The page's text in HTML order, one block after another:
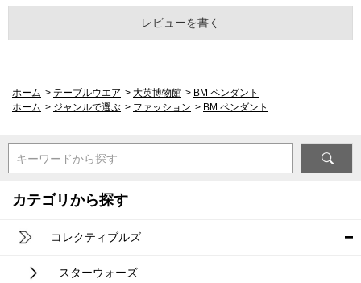
レビューを書く
ホーム > テーブルウエア > 大英博物館 > BM ペンダント
ホーム > ジャンルで選ぶ > ファッション > BM ペンダント
キーワードから探す
カテゴリから探す
コレクティブルズ
スターウォーズ